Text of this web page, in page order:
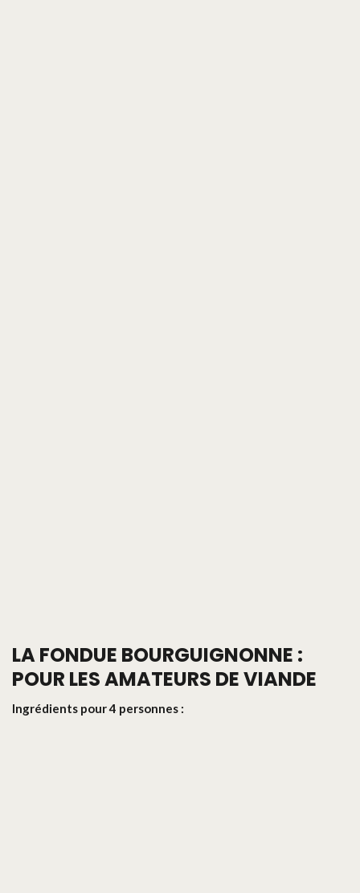
LA FONDUE BOURGUIGNONNE :
POUR LES AMATEURS DE VIANDE
Ingrédients pour 4 personnes :